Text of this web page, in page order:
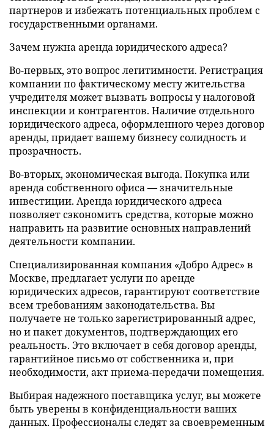
партнеров и избежать потенциальных проблем с
государственными органами.
Зачем нужна аренда юридического адреса?
Во-первых, это вопрос легитимности. Регистрация
компании по фактическому месту жительства
учредителя может вызвать вопросы у налоговой
инспекции и контрагентов. Наличие отдельного
юридического адреса, оформленного через договор
аренды, придает вашему бизнесу солидность и
прозрачность.
Во-вторых, экономическая выгода. Покупка или
аренда собственного офиса — значительные
инвестиции. Аренда юридического адреса
позволяет сэкономить средства, которые можно
направить на развитие основных направлений
деятельности компании.
Специализированная компания «Добро Адрес» в
Москве, предлагает услуги по аренде
юридических адресов, гарантируют соответствие
всем требованиям законодательства. Вы
получаете не только зарегистрированный адрес,
но и пакет документов, подтверждающих его
реальность. Это включает в себя договор аренды,
гарантийное письмо от собственника и, при
необходимости, акт приема-передачи помещения.
Выбирая надежного поставщика услуг, вы можете
быть уверены в конфиденциальности ваших
данных. Профессионалы следят за своевременным